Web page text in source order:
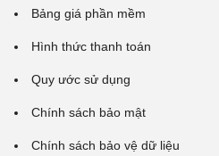
Bảng giá phần mềm
Hình thức thanh toán
Quy ước sử dụng
Chính sách bảo mật
Chính sách bảo vệ dữ liệu